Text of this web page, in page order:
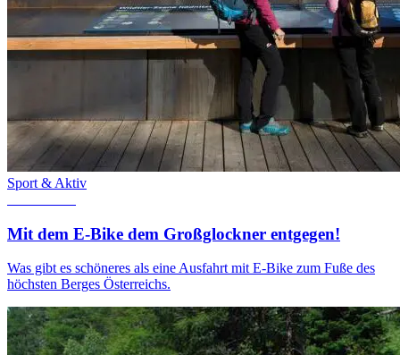
Sport & Aktiv
Mit dem E-Bike dem Großglockner entgegen!
Was gibt es schöneres als eine Ausfahrt mit E-Bike zum Fuße des
höchsten Berges Österreichs.